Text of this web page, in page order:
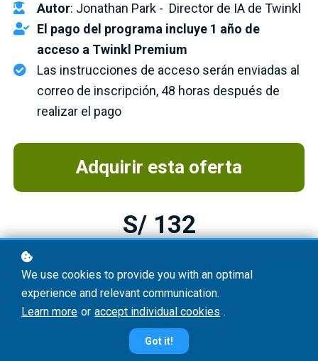
Autor: Jonathan Park - Director de IA de Twinkl
El pago del programa incluye 1 año de
acceso a Twinkl Premium
Las instrucciones de acceso serán enviadas al
correo de inscripción, 48 horas después de
realizar el pago
Adquirir esta oferta
S/ 132
Oferta por tiempo limitado
03
Days
We use cookies to provide you with an optimal
experience and relevant communication.
Learn more or accept individual cookies .
Got it!